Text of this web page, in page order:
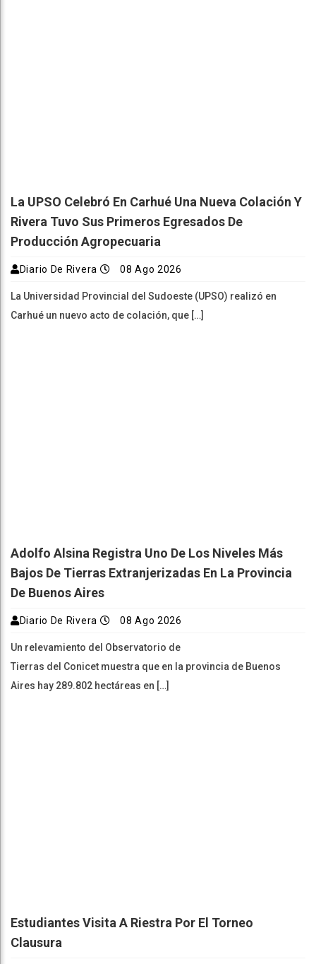
La UPSO Celebró En Carhué Una Nueva Colación Y
Rivera Tuvo Sus Primeros Egresados De
Producción Agropecuaria
Diario De Rivera 08 Ago 2026
La Universidad Provincial del Sudoeste (UPSO) realizó en
Carhué un nuevo acto de colación, que […]
Adolfo Alsina Registra Uno De Los Niveles Más
Bajos De Tierras Extranjerizadas En La Provincia
De Buenos Aires
Diario De Rivera 08 Ago 2026
Un relevamiento del Observatorio de
Tierras del Conicet muestra que en la provincia de Buenos
Aires hay 289.802 hectáreas en […]
Estudiantes Visita A Riestra Por El Torneo
Clausura